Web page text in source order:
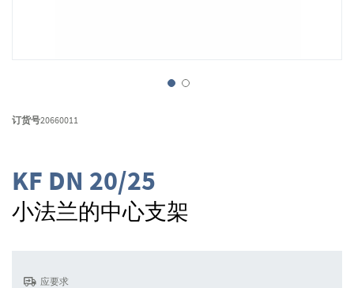
转
库
开
头
KF DN 20/25
小法兰的中心支架
订货号20660011
应要求